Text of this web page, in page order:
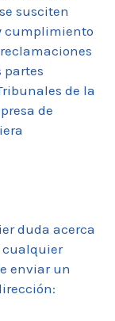
susciten
cumplimiento
partes
de la
de
duda acerca
cualquier
enviar un